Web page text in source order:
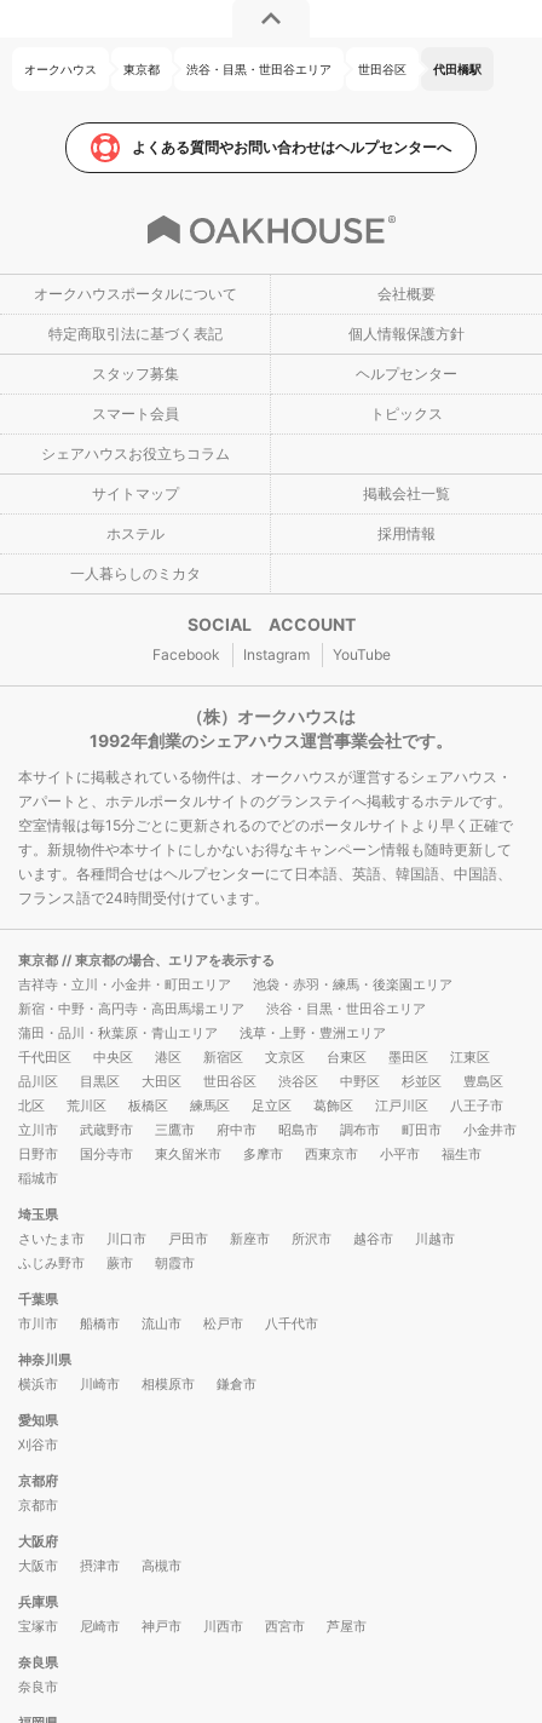
オークハウス 東京都 渋谷・目黒・世田谷エリア 世田谷区 代田橋駅
よくある質問やお問い合わせはヘルプセンターへ
オークハウスポータルについて 会社概要
特定商取引法に基づく表記 個人情報保護方針
スタッフ募集 ヘルプセンター
スマート会員 トピックス
シェアハウスお役立ちコラム
サイトマップ 掲載会社一覧
ホステル 採用情報
一人暮らしのミカタ
SOCIAL ACCOUNT
Facebook Instagram YouTube
（株）オークハウスは
1992年創業のシェアハウス運営事業会社です。
本サイトに掲載されている物件は、オークハウスが運営するシェアハウス・
アパートと、ホテルポータルサイトのグランステイへ掲載するホテルです。
空室情報は毎15分ごとに更新されるのでどのポータルサイトより早く正確で
す。新規物件や本サイトにしかないお得なキャンペーン情報も随時更新して
います。各種問合せはヘルプセンターにて日本語、英語、韓国語、中国語、
フランス語で24時間受付けています。
東京都 // 東京都の場合、エリアを表示する
吉祥寺・立川・小金井・町田エリア
池袋・赤羽・練馬・後楽園エリア
新宿・中野・高円寺・高田馬場エリア
渋谷・目黒・世田谷エリア
蒲田・品川・秋葉原・青山エリア
浅草・上野・豊洲エリア
千代田区
中央区 港区 新宿区 文京区 台東区 墨田区
江東区
品川区
目黒区 大田区 世田谷区 渋谷区 中野区 杉並区
豊島区
北区
荒川区 板橋区 練馬区 足立区 葛飾区 江戸川区
八王子市
立川市
武蔵野市 三鷹市 府中市 昭島市 調布市 町田市
小金井市
日野市
国分寺市 東久留米市 多摩市 西東京市 小平市
福生市
稲城市
埼玉県
さいたま市
川口市 戸田市 新座市 所沢市 越谷市
川越市
ふじみ野市
蕨市 朝霞市
千葉県
市川市
船橋市 流山市 松戸市 八千代市
神奈川県
横浜市
川崎市 相模原市 鎌倉市
愛知県
刈谷市
京都府
京都市
大阪府
大阪市
摂津市 高槻市
兵庫県
宝塚市
尼崎市 神戸市 川西市 西宮市 芦屋市
奈良県
奈良市